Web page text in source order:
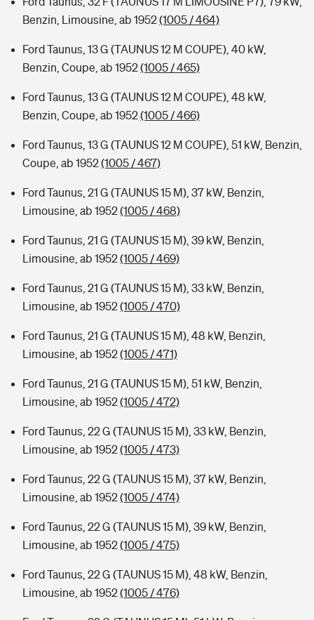
Benzin, Limousine, ab 1952(1005 / 464)
Ford Taunus, 13 G (TAUNUS 12 M COUPE), 40 kW,
Benzin, Coupe, ab 1952(1005 / 465)
Ford Taunus, 13 G (TAUNUS 12 M COUPE), 48 kW,
Benzin, Coupe, ab 1952(1005 / 466)
Ford Taunus, 13 G (TAUNUS 12 M COUPE), 51 kW, Benzin,
Coupe, ab 1952(1005 / 467)
Ford Taunus, 21 G (TAUNUS 15 M), 37 kW, Benzin,
Limousine, ab 1952(1005 / 468)
Ford Taunus, 21 G (TAUNUS 15 M), 39 kW, Benzin,
Limousine, ab 1952(1005 / 469)
Ford Taunus, 21 G (TAUNUS 15 M), 33 kW, Benzin,
Limousine, ab 1952(1005 / 470)
Ford Taunus, 21 G (TAUNUS 15 M), 48 kW, Benzin,
Limousine, ab 1952(1005 / 471)
Ford Taunus, 21 G (TAUNUS 15 M), 51 kW, Benzin,
Limousine, ab 1952(1005 / 472)
Ford Taunus, 22 G (TAUNUS 15 M), 33 kW, Benzin,
Limousine, ab 1952(1005 / 473)
Ford Taunus, 22 G (TAUNUS 15 M), 37 kW, Benzin,
Limousine, ab 1952(1005 / 474)
Ford Taunus, 22 G (TAUNUS 15 M), 39 kW, Benzin,
Limousine, ab 1952(1005 / 475)
Ford Taunus, 22 G (TAUNUS 15 M), 48 kW, Benzin,
Limousine, ab 1952(1005 / 476)